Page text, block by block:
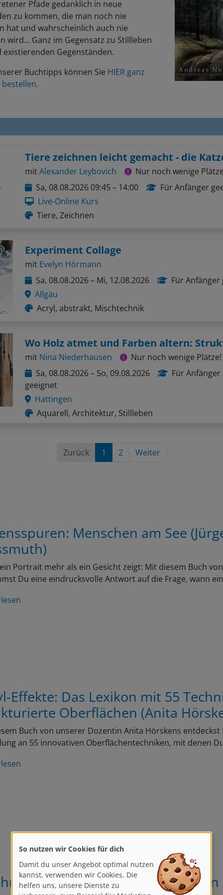
Pfade gedanklich in neue
zu kommen, die man noch nie
hat und wahrscheinlich auch nie
wird... Ganz im Gegensatz zu Stillleben
existierenden Gegenständen.
Buchtipps können Sie HIER ganz
Tiere zeichnen leicht gemacht - die
mitAlexander Leybovich
Nur noch wenige
Sa, 08.08.2026 09:45 – 14:00
Für Anfänger
Live-Online Kurs
Tiere, Zeichnen
Experiment Collage
mit Evelyn Hörmann
Sa, 08.08.2026 – Mi, 12.08.2026
Für Anfänger
Allgäu
Acryl, abstrakt, Mischtechnik
mit Nina Niederhausen
Nur noch wenige Plätze!
Sa, 08.08.2026 – So, 09.08.2026
Für Anfänger
geeignet
Hattingen
Aquarell, Architektur, Stillleben
Zurück 1 2 Weiter
Menschen am See
Portrait mehr als ein Gesicht zeigt: Mit diesem Buch
Du eine eindrucksvolle Antwort auf die Frage, wann
Effekte: Das Lexikon mit 55
Oberflächen (Anita
Buch von unserer Dozentin Anita Hörskens entdeckst
an 55 innovativen Oberflächentechniken, mit denen
ist Freiheit –
So nutzen wir Cookies für dich
Damit du unser Angebot optimal nutzen
kannst, verwenden wir Cookies. Die
helfen uns, unsere Dienste zu